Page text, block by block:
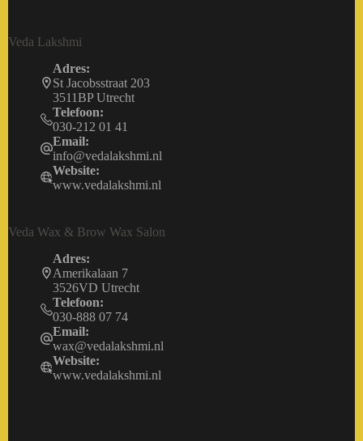
Veda Lakshmi
Adres:
St Jacobsstraat 203
3511BP Utrecht
Telefoon:
030-212 01 41
Email:
info@vedalakshmi.nl
Website:
www.vedalakshmi.nl
Veda Wax & Brow Wax Salon
Adres:
Amerikalaan 7
3526VD Utrecht
Telefoon:
030-888 07 74
Email:
wax@vedalakshmi.nl
Website:
www.vedalakshmi.nl